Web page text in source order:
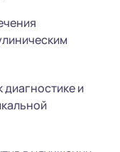
диагностике и